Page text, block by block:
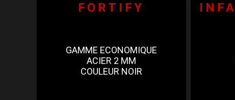
FORTIFY
GAMME ECONOMIQUE
ACIER 2 MM
COULEUR NOIR